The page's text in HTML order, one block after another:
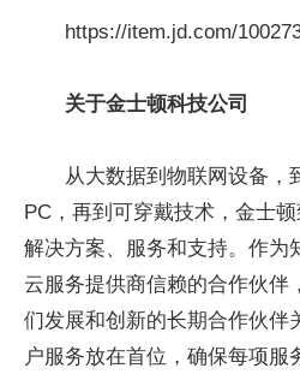
https://item.jd.com/
关于金士顿科技公司
从大数据到物联网设备，
PC，再到可穿戴技术，金士
解决方案、服务和支持。作为
云服务提供商信赖的合作伙伴
们发展和创新的长期合作伙伴
户服务放在首位，确保每项服